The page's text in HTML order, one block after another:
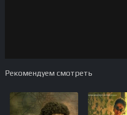
Рекомендуем смотреть